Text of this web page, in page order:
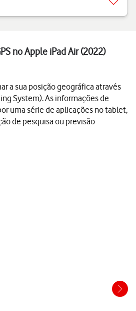
no Apple iPad Air (2022)
a sua posição geográfica através
System). As informações de
uma série de aplicações no tablet,
de pesquisa ou previsão